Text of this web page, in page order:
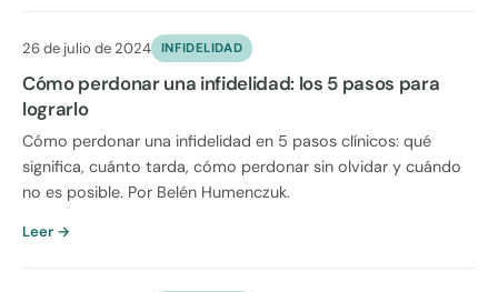
26 de julio de 2024 INFIDELIDAD
Cómo perdonar una infidelidad: los 5 pasos para
lograrlo
Cómo perdonar una infidelidad en 5 pasos clínicos: qué
significa, cuánto tarda, cómo perdonar sin olvidar y cuándo
no es posible. Por Belén Humenczuk.
Leer →